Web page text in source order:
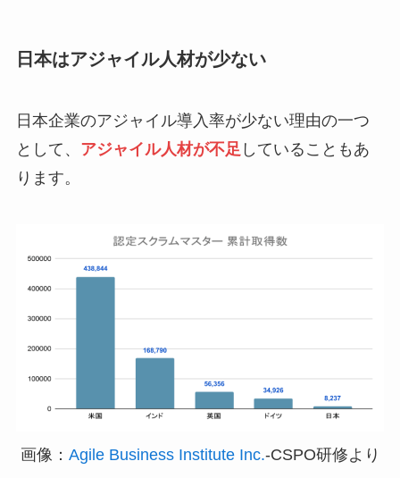
日本はアジャイル人材が少ない
日本企業のアジャイル導入率が少ない理由の一つ
として、 アジャイル人材が不足していることもあ
ります。
画像： Agile Business Institute Inc.-CSPO研修より